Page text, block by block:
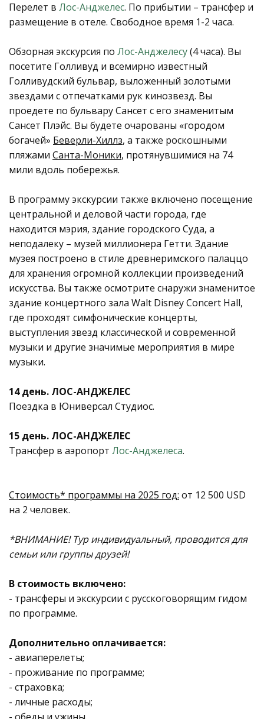
Перелет в Лос-Анджелес. По прибытии – трансфер и
размещение в отеле. Свободное время 1-2 часа.
Обзорная экскурсия по Лос-Анджелесу(4 часа). Вы
посетите Голливуд и всемирно известный
Голливудский бульвар, выложенный золотыми
звездами с отпечатками рук кинозвезд. Вы
проедете по бульвару Сансет с его знаменитым
Сансет Плэйс. Вы будете очарованы «городом
богачей» Беверли-Хиллз, а также роскошными
пляжами Санта-Моники, протянувшимися на 74
мили вдоль побережья.
В программу экскурсии также включено посещение
центральной и деловой части города, где
находится мэрия, здание городского Суда, а
неподалеку – музей миллионера Гетти. Здание
музея построено в стиле древнеримского палаццо
для хранения огромной коллекции произведений
искусства. Вы также осмотрите снаружи знаменитое
здание концертного зала Walt Disney Concert Hall,
где проходят симфонические концерты,
выступления звезд классической и современной
музыки и другие значимые мероприятия в мире
музыки.
14 день. ЛОС-АНДЖЕЛЕС
Поездка в Юниверсал Студиос.
15 день. ЛОС-АНДЖЕЛЕС
Трансфер в аэропорт Лос-Анджелеса.
Стоимость* программы на 2025 год: от 12 500 USD
на 2 человек.
*ВНИМАНИЕ! Тур индивидуальный, проводится для
семьи или группы друзей!
В стоимость включено:
- трансферы и экскурсии с русскоговорящим гидом
по программе.
Дополнительно оплачивается:
- авиаперелеты;
- проживание по программе;
- страховка;
- личные расходы;